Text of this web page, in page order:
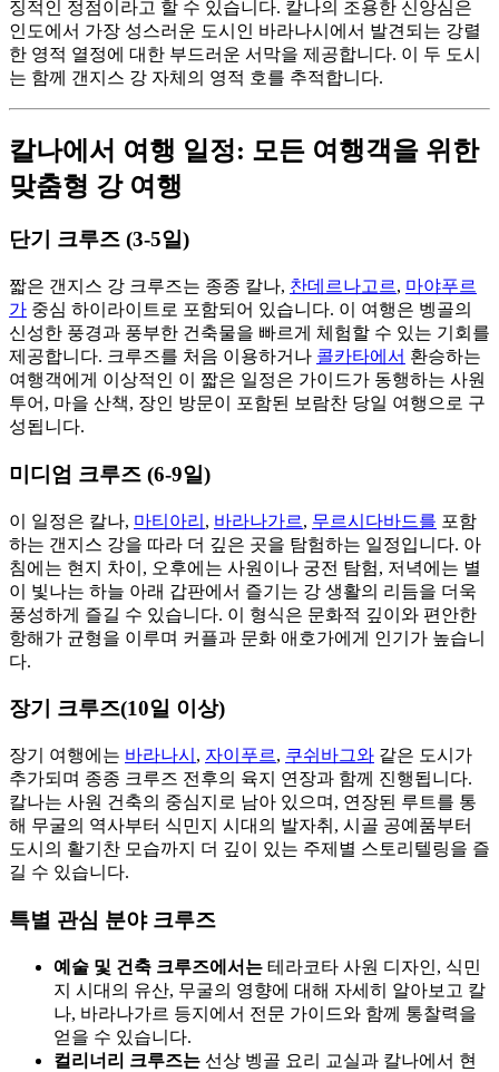
징적인 정점이라고 할 수 있습니다. 칼나의 조용한 신앙심은
인도에서 가장 성스러운 도시인 바라나시에서 발견되는 강렬
한 영적 열정에 대한 부드러운 서막을 제공합니다. 이 두 도시
는 함께 갠지스 강 자체의 영적 호를 추적합니다.
칼나에서 여행 일정: 모든 여행객을 위한
맞춤형 강 여행
단기 크루즈 (3-5일)
짧은 갠지스 강 크루즈는 종종 칼나, 찬데르나고르, 마야푸르
가 중심 하이라이트로 포함되어 있습니다. 이 여행은 벵골의
신성한 풍경과 풍부한 건축물을 빠르게 체험할 수 있는 기회를
제공합니다. 크루즈를 처음 이용하거나 콜카타에서 환승하는
여행객에게 이상적인 이 짧은 일정은 가이드가 동행하는 사원
투어, 마을 산책, 장인 방문이 포함된 보람찬 당일 여행으로 구
성됩니다.
미디엄 크루즈 (6-9일)
이 일정은 칼나, 마티아리 , 바라나가르, 무르시다바드를 포함
하는 갠지스 강을 따라 더 깊은 곳을 탐험하는 일정입니다. 아
침에는 현지 차이, 오후에는 사원이나 궁전 탐험, 저녁에는 별
이 빛나는 하늘 아래 갑판에서 즐기는 강 생활의 리듬을 더욱
풍성하게 즐길 수 있습니다. 이 형식은 문화적 깊이와 편안한
항해가 균형을 이루며 커플과 문화 애호가에게 인기가 높습니
다.
장기 크루즈(10일 이상)
장기 여행에는 바라나시 , 자이푸르, 쿠쉬바그와 같은 도시가
추가되며 종종 크루즈 전후의 육지 연장과 함께 진행됩니다.
칼나는 사원 건축의 중심지로 남아 있으며, 연장된 루트를 통
해 무굴의 역사부터 식민지 시대의 발자취, 시골 공예품부터
도시의 활기찬 모습까지 더 깊이 있는 주제별 스토리텔링을 즐
길 수 있습니다.
특별 관심 분야 크루즈
예술 및 건축 크루즈에서는 테라코타 사원 디자인, 식민
지 시대의 유산, 무굴의 영향에 대해 자세히 알아보고 칼
나, 바라나가르 등지에서 전문 가이드와 함께 통찰력을
얻을 수 있습니다.
컬리너리 크루즈는 선상 벵골 요리 교실과 칼나에서 현